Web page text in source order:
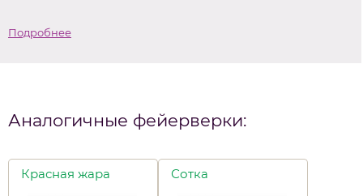
Подробнее
Аналогичные фейерверки:
Красная жара Сотка